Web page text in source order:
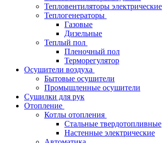
Тепловентиляторы электрические
Теплогенераторы
Газовые
Дизельные
Теплый пол
Пленочный пол
Терморегулятор
Осушители воздуха
Бытовые осушители
Промышленные осушители
Сушилки для рук
Отопление
Котлы отопления
Стальные твердотопливные
Настенные электрические